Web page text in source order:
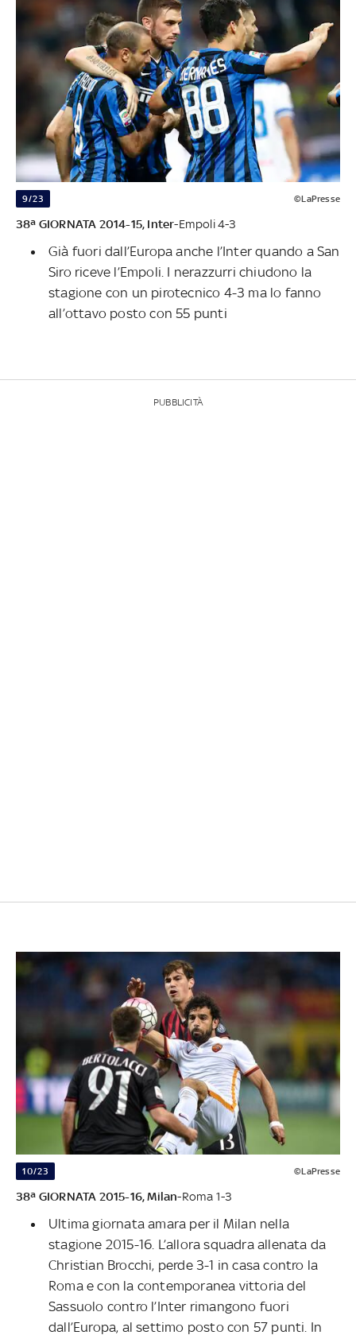
9/23 ©LaPresse
38ª GIORNATA 2014-15, Inter-Empoli 4-3
Già fuori dall’Europa anche l’Inter quando a San
Siro riceve l’Empoli. I nerazzurri chiudono la
stagione con un pirotecnico 4-3 ma lo fanno
all’ottavo posto con 55 punti
PUBBLICITÀ
10/23 ©LaPresse
38ª GIORNATA 2015-16, Milan-Roma 1-3
Ultima giornata amara per il Milan nella
stagione 2015-16. L’allora squadra allenata da
Christian Brocchi, perde 3-1 in casa contro la
Roma e con la contemporanea vittoria del
Sassuolo contro l’Inter rimangono fuori
dall’Europa, al settimo posto con 57 punti. In